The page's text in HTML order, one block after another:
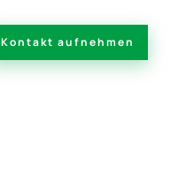
Kontakt aufnehmen